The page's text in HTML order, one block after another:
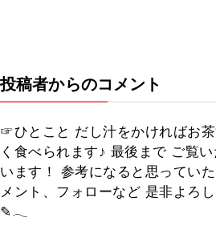
投稿者からのコメント
☞ひとこと だし汁をかければお
く食べられます♪ 最後まで ご覧
います！ 参考になると思ってい
メント、フォローなど 是非よろ
✎𓂃